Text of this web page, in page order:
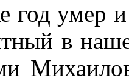
год умер
в